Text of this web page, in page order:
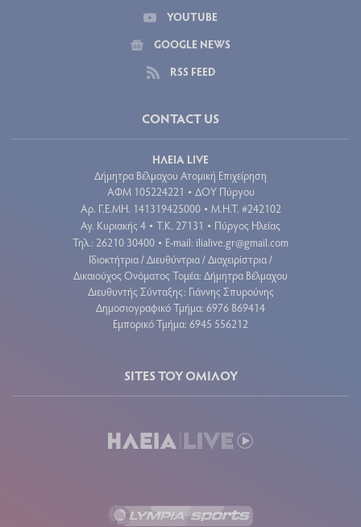
YOUTUBE
GOOGLE NEWS
RSS FEED
CONTACT US
ΗΛΕΙΑ LIVE
Δήμητρα Βέλμαχου Ατομική Επιχείρηση
ΑΦΜ 105224221 • ΔΟΥ Πύργου
Aρ. Γ.Ε.ΜΗ. 141319425000 • Μ.Η.Τ. #242102
Αγ. Κυριακής 4 • Τ.Κ. 27131 • Πύργος Ηλείας
Τηλ.: 26210 30400 • E-mail: ilialive.gr@gmail.com
Ιδιοκτήτρια / Διευθύντρια / Διαχειρίστρια /
Δικαιούχος Ονόματος Τομέα: Δήμητρα Βέλμαχου
Διευθυντής Σύνταξης: Γιάννης Σπυρούνης
Δημοσιογραφικό Τμήμα: 6976 869414
Εμπορικό Τμήμα: 6945 556212
SITES ΤΟΥ ΟΜΙΛΟΥ